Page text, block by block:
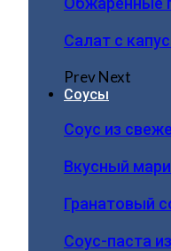
Салат с
PrevNext
Соусы
Соус из
Вкусный
Гранатовый
Соус-паста